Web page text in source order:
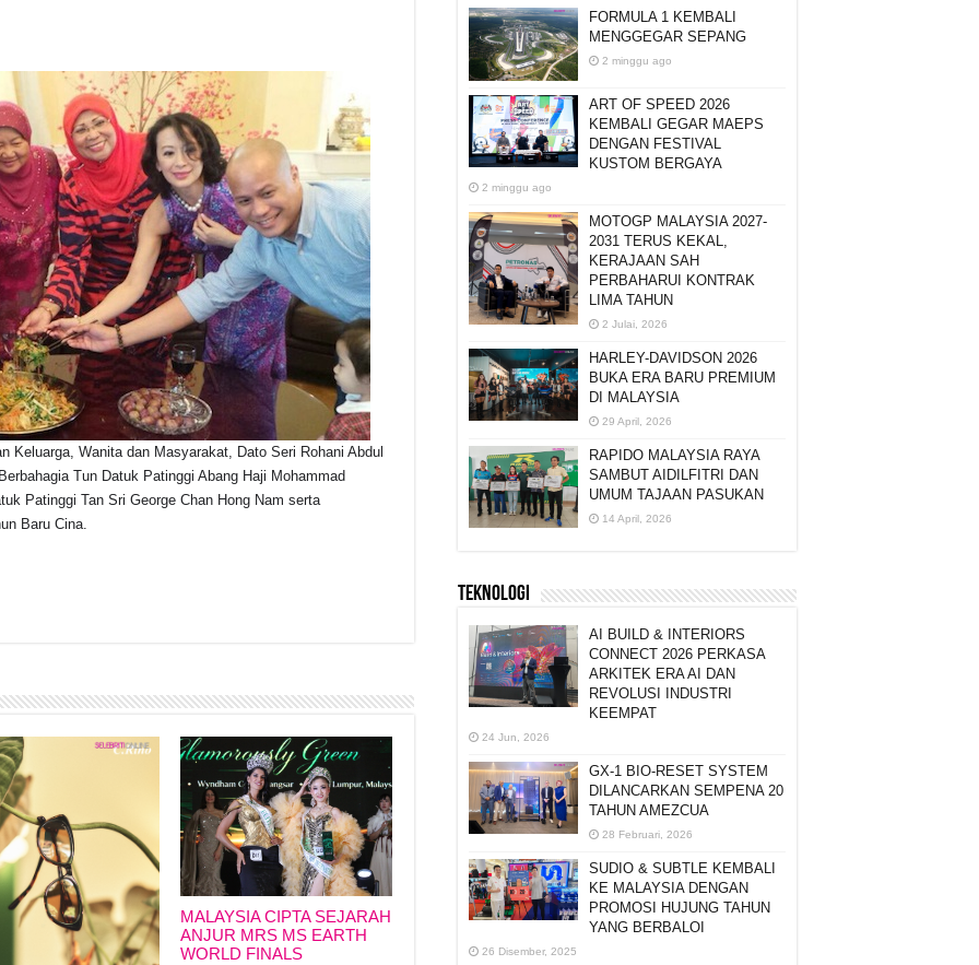
Keluarga, Wanita dan Masyarakat, Dato Seri Rohani Abdul
Tun Datuk Patinggi Abang Haji Mohammad
Patinggi Tan Sri George Chan Hong Nam serta
Baru Cina.
MALAYSIA CIPTA SEJARAH
ANJUR MRS MS EARTH
WORLD FINALS
FORMULA 1 KEMBALI
MENGGEGAR SEPANG
2 minggu ago
ART OF SPEED 2026
KEMBALI GEGAR MAEPS
DENGAN FESTIVAL
KUSTOM BERGAYA
2 minggu ago
MOTOGP MALAYSIA 2027-
2031 TERUS KEKAL,
KERAJAAN SAH
PERBAHARUI KONTRAK
LIMA TAHUN
2 Julai, 2026
HARLEY-DAVIDSON 2026
BUKA ERA BARU PREMIUM
DI MALAYSIA
29 April, 2026
RAPIDO MALAYSIA RAYA
SAMBUT AIDILFITRI DAN
UMUM TAJAAN PASUKAN
14 April, 2026
TEKNOLOGI
AI BUILD & INTERIORS
CONNECT 2026 PERKASA
ARKITEK ERA AI DAN
REVOLUSI INDUSTRI
KEEMPAT
24 Jun, 2026
GX-1 BIO-RESET SYSTEM
DILANCARKAN SEMPENA 20
TAHUN AMEZCUA
28 Februari, 2026
SUDIO & SUBTLE KEMBALI
KE MALAYSIA DENGAN
PROMOSI HUJUNG TAHUN
YANG BERBALOI
26 Disember, 2025